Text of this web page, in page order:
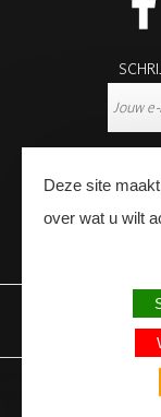
WETTELIJKE
Avec le soutien du
steun van het
Deze site
over wat u wilt